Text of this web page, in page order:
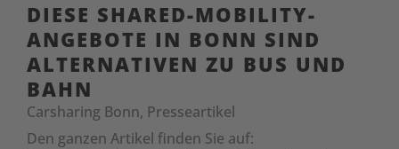
DIESE SHARED-MOBILITY-
ANGEBOTE IN BONN SIND
ALTERNATIVEN ZU BUS UND
BAHN
Carsharing Bonn, Presseartikel
Den ganzen Artikel finden Sie auf: